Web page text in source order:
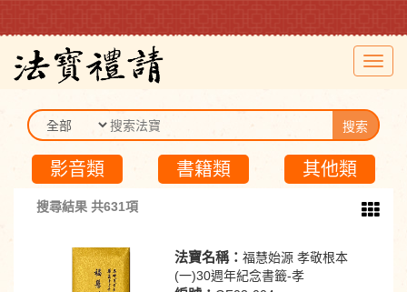
搜索
影音類 書籍類 其他類
搜尋結果 共631項
法寶名稱： 福慧始源 孝敬根本
(一)30週年紀念書籤-孝